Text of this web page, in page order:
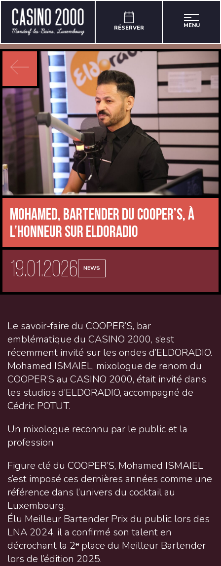
RÉSERVER MENU
Mohamed, bartender du COOPER’S, à
l’honneur sur ELDORADIO
19.01.2026 NEWS
Le savoir-faire du COOPER’S, bar
emblématique du CASINO 2000, s’est
récemment invité sur les ondes d’ELDORADIO.
Mohamed ISMAIEL, mixologue de renom du
COOPER’S au CASINO 2000, était invité dans
les studios d’ELDORADIO, accompagné de
Cédric POTUT.
Un mixologue reconnu par le public et la
profession
Figure clé du COOPER’S, Mohamed ISMAIEL
s’est imposé ces dernières années comme une
référence dans l’univers du cocktail au
Luxembourg.
Élu Meilleur Bartender Prix du public lors des
LNA 2024, il a confirmé son talent en
décrochant la 2ᵉ place du Meilleur Bartender
lors de l’édition 2025.